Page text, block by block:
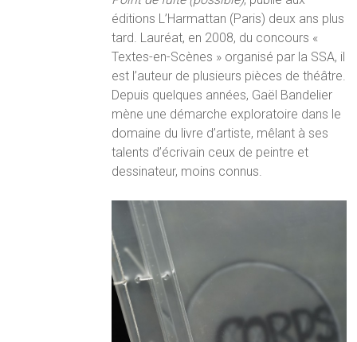
éditions L’Harmattan (Paris) deux ans plus
tard. Lauréat, en 2008, du concours «
Textes-en-Scènes » organisé par la SSA, il
est l’auteur de plusieurs pièces de théâtre.
Depuis quelques années, Gaël Bandelier
mène une démarche exploratoire dans le
domaine du livre d’artiste, mêlant à ses
talents d’écrivain ceux de peintre et
dessinateur, moins connus.